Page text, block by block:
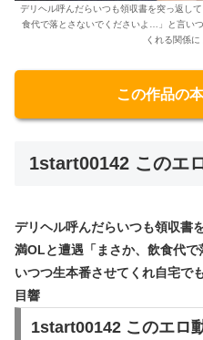
デリヘル呼んだらいつも領収書を突っ返し
食代で落とさないでくださいよ…」と言い
くれる関係
この作品の
1start00142 このエ
デリヘル呼んだらいつも領収書
満OLと遭遇「まさか、飲食代
いつつ生本番させてくれ自宅で
目響
1start00142 このエロ